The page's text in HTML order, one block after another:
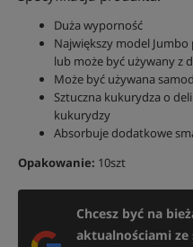
Duża wyporność
Największy model
lub może być używany z
Może być używana
Sztuczna kukurydza o
kukurydzy
Absorbuje dodatkowe
Opakowanie: 10szt
Chcesz być na
aktualnościami